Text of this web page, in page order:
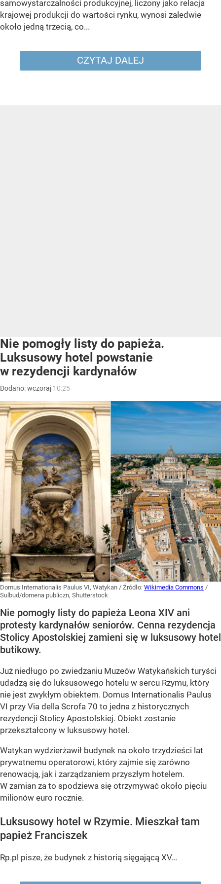
samowystarczalności produkcyjnej, liczony jako relacja
krajowej produkcji do wartości rynku, wynosi zaledwie
około jedną trzecią, co...
CZYTAJ DALEJ
Nie pomogły listy do papieża.
Luksusowy hotel powstanie
w rezydencji kardynałów
Dodano:wczoraj 10:25
Domus Internationalis Paulus VI, Watykan / Źródło: Wikimedia Commons /
Sulbud/domena publiczn, Shutterstock
Nie pomogły listy do papieża Leona XIV ani
protesty kardynałów seniorów. Cenna rezydencja
Stolicy Apostolskiej zamieni się w luksusowy hotel
butikowy.
Już niedługo po zwiedzaniu Muzeów Watykańskich turyści
udadzą się do luksusowego hotelu w sercu Rzymu, który
nie jest zwykłym obiektem. Domus Internationalis Paulus
VI przy Via della Scrofa 70 to jedna z historycznych
rezydencji Stolicy Apostolskiej. Obiekt zostanie
przekształcony w luksusowy hotel.
Watykan wydzierżawił budynek na około trzydzieści lat
prywatnemu operatorowi, który zajmie się zarówno
renowacją, jak i zarządzaniem przyszłym hotelem.
W zamian za to spodziewa się otrzymywać około pięciu
milionów euro rocznie.
Luksusowy hotel w Rzymie. Mieszkał tam
papież Franciszek
Rp.pl pisze, że budynek z historią sięgającą XV...